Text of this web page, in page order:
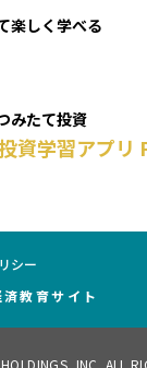
楽しく学べる
みたて投資
資学習アプリ
シー
教育サイト
INC. ALL